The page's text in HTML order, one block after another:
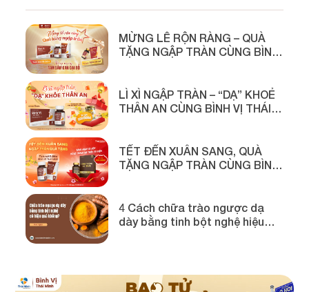
MỪNG LỄ RỘN RÀNG – QUÀ
TẶNG NGẬP TRÀN CÙNG BÌNH
LÌ XÌ NGẬP TRÀN – “DẠ” KHOẺ
THÂN AN CÙNG BÌNH VỊ THÁI
TẾT ĐẾN XUÂN SANG, QUÀ
TẶNG NGẬP TRÀN CÙNG BÌNH
4 Cách chữa trào ngược dạ
dày bằng tinh bột nghệ hiệu